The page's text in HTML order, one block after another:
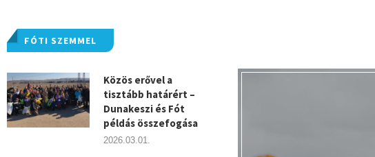
FÓTI SZEMMEL
Közös erővel a
tisztább határért –
Dunakeszi és Fót
példás összefogása
2026.03.01.